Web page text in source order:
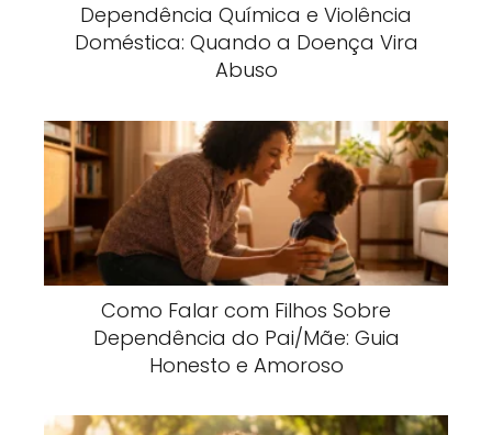
Dependência Química e Violência
Doméstica: Quando a Doença Vira
Abuso
Como Falar com Filhos Sobre
Dependência do Pai/Mãe: Guia
Honesto e Amoroso